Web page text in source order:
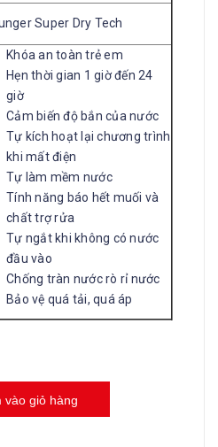
Super Dry Tech
Khóa an toàn trẻ em
Hẹn thời gian 1 giờ đến 24
giờ
Cảm biến độ bắn của nước
Tự kích hoạt lại chương trình
khi mất điện
Tự làm mềm nước
Tính năng báo hết muối và
chất trợ rửa
Tự ngắt khi không có nước
đầu vào
Chống tràn nước rò rỉ nước
Bảo vệ quá tải, quá áp
vào giỏ hàng